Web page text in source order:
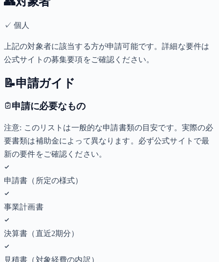
✓個人
上記の対象者に該当する方が申請可能です。詳細な要件は
公式サイトの募集要項をご確認ください。
📝申請ガイド
申請に必要なもの
注意: このリストは一般的な申請書類の目安です。実際の必
要書類は補助金によって異なります。必ず公式サイトで最
新の要件をご確認ください。
申請書（所定の様式）
事業計画書
決算書（直近2期分）
見積書（対象経費の内訳）